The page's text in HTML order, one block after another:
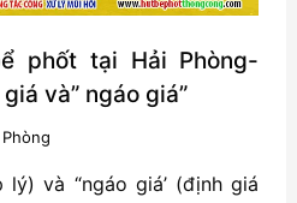
phốt tại Hải Phòng-
và” ngáo giá”
và “ngáo giá’ (định giá